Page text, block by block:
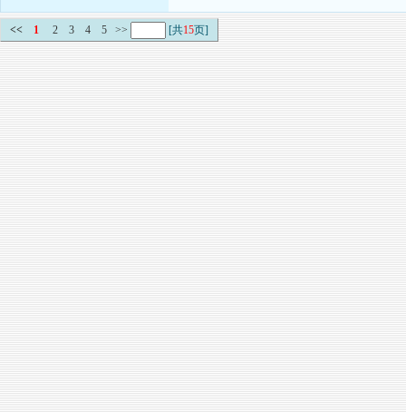
<< 1 2 3 4 5 >> [共15页]